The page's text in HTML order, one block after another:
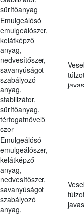
sűrítőanyag
Emulgeálósó,
emulgeálószer,
kelátképző
anyag,
nedvesítőszer,
savanyúságot
szabályozó
anyag,
stabilizátor,
sűrítőanyag,
térfogatnövelő
szer
Emulgeálósó,
emulgeálószer,
kelátképző
anyag,
nedvesítőszer,
savanyúságot
szabályozó
anyag,